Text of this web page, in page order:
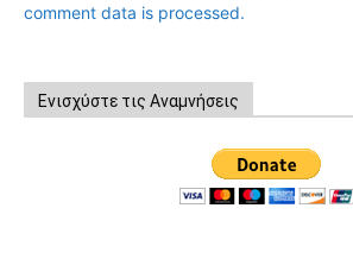
comment data is processed.
Ενισχύστε τις Αναμνήσεις